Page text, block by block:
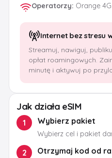
Operatorzy: Orange 4G
Internet bez stresu
Streamuj, nawiguj,
opłat roamingowych.
minutę i aktywuj po
Jak działa eSIM
1 Wybierz pakiet
Wybierz cel i pakiet
2 Otrzymaj kod od